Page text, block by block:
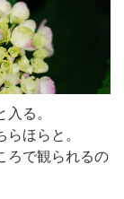
る。
ほらと。
ろで観られるの